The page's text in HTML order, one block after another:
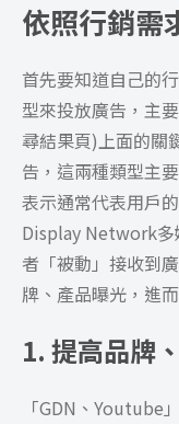
依照行銷需
首先要知道自己的
型來投放廣告，主
尋結果頁)上面的關
告，這兩種類型主
表示通常代表用戶
Display Network多
者「被動」接收到
牌、產品曝光，進
1. 提高品牌
「GDN、Youtube